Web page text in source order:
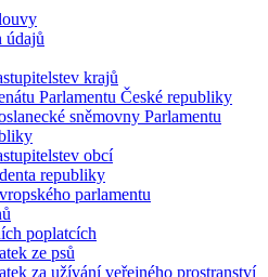
údajů
krajů
Parlamentu České republiky
sněmovny Parlamentu
obcí
republiky
parlamentu
poplatcích
ze psů
za užívání veřejného prostranství